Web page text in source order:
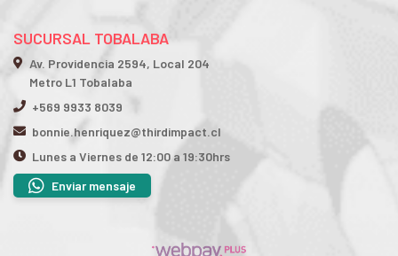
SUCURSAL TOBALABA
Av. Providencia 2594, Local 204
Metro L1 Tobalaba
+569 9933 8039
bonnie.henriquez@thirdimpact.cl
Lunes a Viernes de 12:00 a 19:30hrs
Enviar mensaje